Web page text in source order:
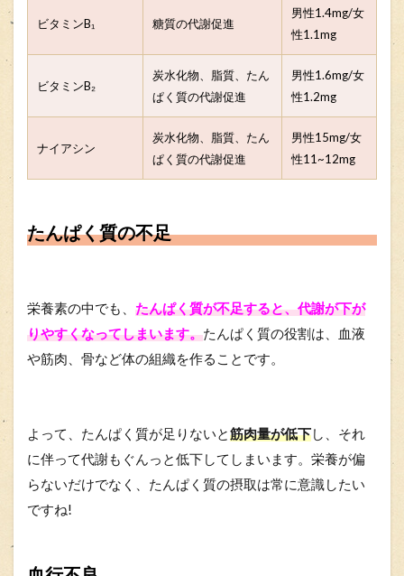
ビタミンB₁ 糖質の代謝促進
男性1.4mg/女
性1.1mg
ビタミンB₂
炭水化物、脂質、たん
ぱく質の代謝促進
男性1.6mg/女
性1.2mg
ナイアシン
炭水化物、脂質、たん
ぱく質の代謝促進
男性15mg/女
性11~12mg
たんぱく質の不足
栄養素の中でも、 たんぱく質が不足すると、代謝が下が
りやすくなってしまいます。たんぱく質の役割は、血液
や筋肉、骨など体の組織を作ることです。
よって、たんぱく質が足りないと筋肉量が低下し、それ
に伴って代謝もぐんっと低下してしまいます。栄養が偏
らないだけでなく、たんぱく質の摂取は常に意識したい
ですね!